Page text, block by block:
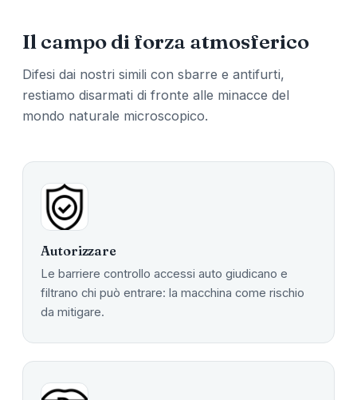
Il campo di forza atmosferico
Difesi dai nostri simili con sbarre e antifurti,
restiamo disarmati di fronte alle minacce del
mondo naturale microscopico.
Autorizzare
Le barriere controllo accessi auto giudicano e
filtrano chi può entrare: la macchina come rischio
da mitigare.